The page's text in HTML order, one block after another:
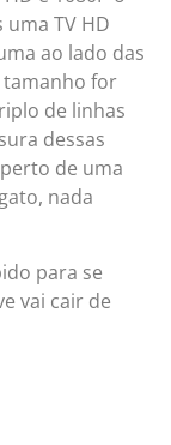
uma TV HD
ao lado das
tamanho for
de linhas
dessas
de uma
nada
para se
vai cair de